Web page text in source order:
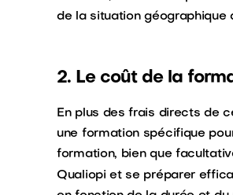
de la situation géographique
2. Le coût de la
En plus des frais directs de
une formation spécifique
formation, bien que
Qualiopi et se préparer